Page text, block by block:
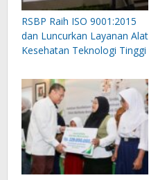
RSBP Raih ISO 9001:2015
dan Luncurkan Layanan Alat
Kesehatan Teknologi Tinggi